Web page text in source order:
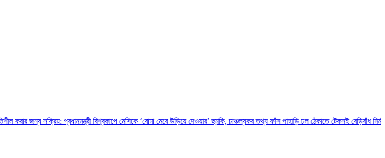
সক্রিয়: প্রধানমন্ত্রীবিশ্বকাপে মেসিকে ‘বোমা মেরে উড়িয়ে দেওয়ার’ হুমকি, চাঞ্চল্যকর তথ্য ফাঁসপাহাড়ি ঢল ঠেকাতে টেকসই বেড়িবাঁধ নির্মাণ করা হবে: